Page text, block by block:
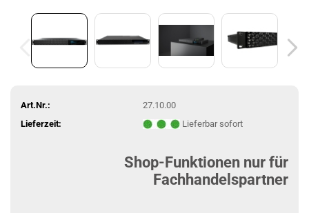
Art.Nr.:
27.10.00
Lieferzeit:
Lieferbar sofort
Shop-Funktionen nur für
Fachhandelspartner